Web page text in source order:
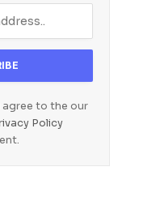
agree to the our
Policy